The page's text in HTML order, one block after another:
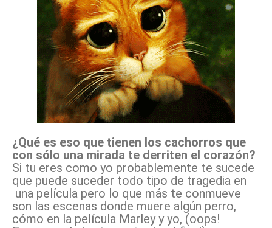
¿Qué es eso que tienen los cachorros que
con sólo una mirada te derriten el corazón?
Si tu eres como yo probablemente te sucede
que puede suceder todo tipo de tragedia en
una película pero lo que más te conmueve
son las escenas donde muere algún perro,
cómo en la película Marley y yo, (oops!